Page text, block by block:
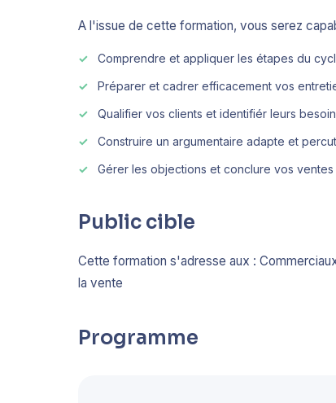
A l'issue de cette formation, vous serez
Comprendre et appliquer les étapes du
Préparer et cadrer efficacement vos
Qualifier vos clients et identifiér leurs
Construire un argumentaire adapte et
Gérer les objections et conclure vos ventes
Public cible
Cette formation s'adresse aux :
la vente
Programme